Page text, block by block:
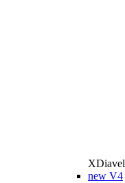
XDiavel
new V4